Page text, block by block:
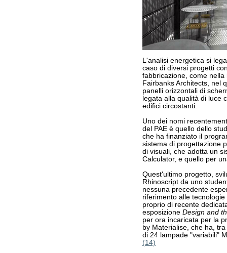
L'analisi energetica si
caso di diversi progetti
fabbricazione, come
Fairbanks Architects, nel
panelli orizzontali di
legata alla qualità di luce
edifici circostanti.
Uno dei nomi
del PAE è quello dello
che ha finanziato il
sistema di progettazione
di visuali, che adotta un
Calculator, e quello per
Quest'ultimo progetto,
Rhinoscript da uno
nessuna precedente
riferimento alle
proprio di recente
esposizione Design and
per ora incaricata per la
by Materialise, che ha,
di 24 lampade "variabili"
(14)